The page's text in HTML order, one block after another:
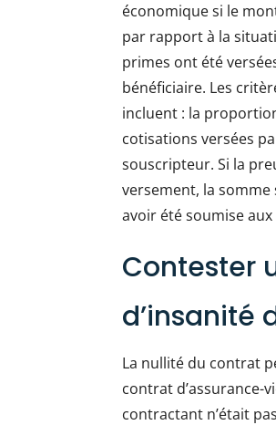
économique si le
par rapport à la
primes ont été
bénéficiaire. Les
incluent : la
cotisations versées
souscripteur. Si la
versement, la
avoir été soumise
Contester
d’insanité
La nullité du contrat
contrat d’assurance-
contractant n’était